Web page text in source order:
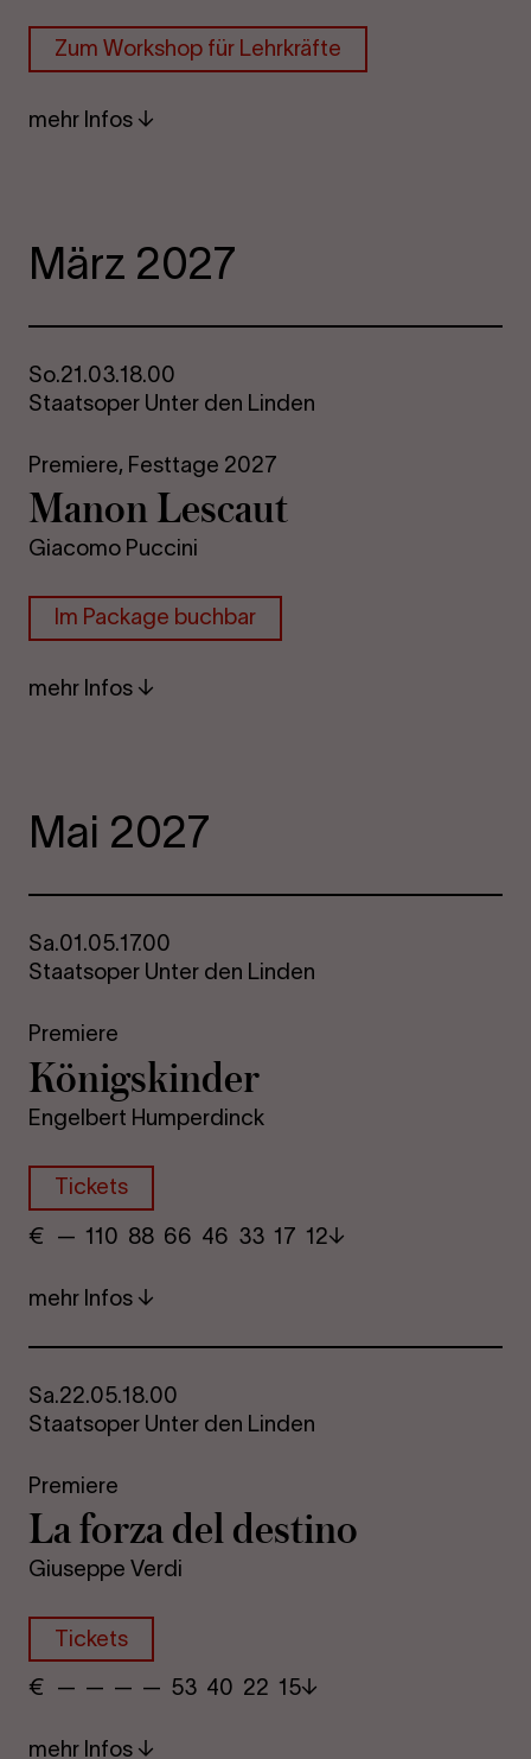
Zum Work­shop für Lehr­kräf­te
mehr Infos
März 2027
So.21.03.18.00
Staatsoper Unter den Linden
Premiere, Festtage 2027
Manon Le­scaut
Giacomo Puccini
Im Packa­ge buch­bar
mehr Infos
Mai 2027
Sa.01.05.17.00
Staatsoper Unter den Linden
Premiere
Kö­nigs­kin­der
Engelbert Humperdinck
Tickets
€ ​ — 110 88​ 66 46 33​ 17 12
mehr Infos
Sa.22.05.18.00
Staatsoper Unter den Linden
Premiere
La forza del de­s­ti­no
Giuseppe Verdi
Tickets
€ ​ — — —​ — 53 40​ 22 15
mehr Infos